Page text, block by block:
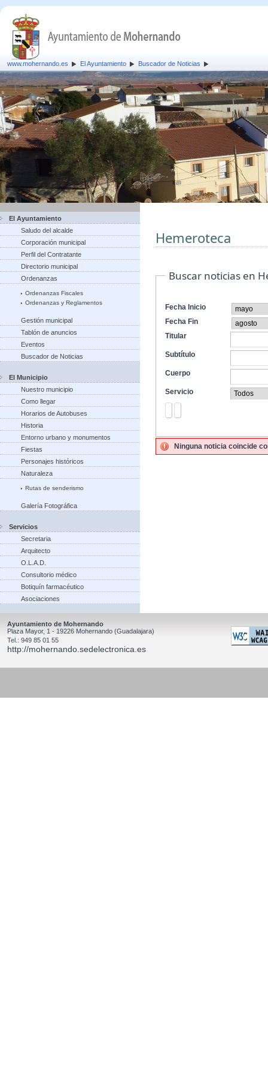
www.mohernando.es El Ayuntamiento Buscador de Noticias
El Ayuntamiento
Saludo del alcalde
Corporación municipal
Perfil del Contratante
Directorio municipal
Ordenanzas
Ordenanzas Fiscales
Ordenanzas y Reglamentos
Gestión municipal
Tablón de anuncios
Eventos
Buscador de Noticias
El Municipio
Nuestro municipio
Como llegar
Horarios de Autobuses
Historia
Entorno urbano y monumentos
Fiestas
Personajes históricos
Naturaleza
Rutas de senderismo
Galería Fotográfica
Servicios
Secretaria
Arquitecto
O.L.A.D.
Consultorio médico
Botiquín farmacéutico
Asociaciones
Hemeroteca
Buscar noticias en
Fecha Inicio
Fecha Fin
Titular
Subtítulo
Cuerpo
Servicio
Ninguna noticia coincide
Ayuntamiento de Mohernando
Plaza Mayor, 1 - 19226 Mohernando (Guadalajara)
Tel.: 949 85 01 55
http://mohernando.sedelectronica.es